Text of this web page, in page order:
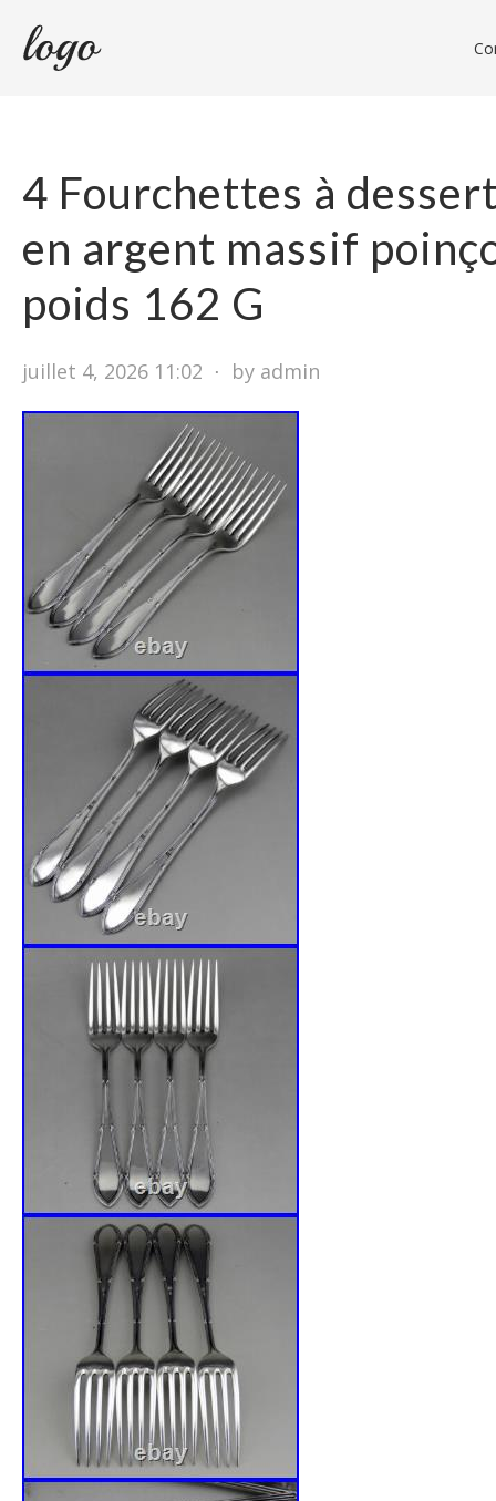
4 Fourchettes à
en argent massif
poids 162 G
juillet 4, 2026 11:02 ⋅ by admin